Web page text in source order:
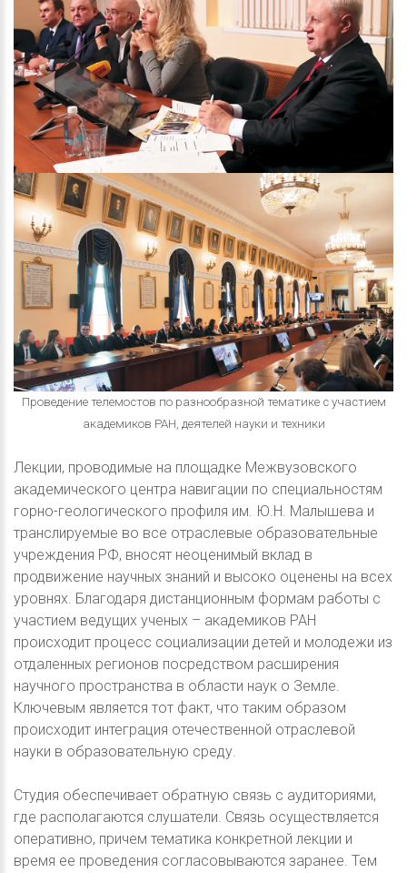
Проведение телемостов по разнообразной тематике с участием
академиков РАН, деятелей науки и техники
Лекции, проводимые на площадке Межвузовского
академического центра навигации по специальностям
горно-геологического профиля им. Ю.Н. Малышева и
транслируемые во все отраслевые образовательные
учреждения РФ, вносят неоценимый вклад в
продвижение научных знаний и высоко оценены на всех
уровнях. Благодаря дистанционным формам работы с
участием ведущих ученых – академиков РАН
происходит процесс социализации детей и молодежи из
отдаленных регионов посредством расширения
научного пространства в области наук о Земле.
Ключевым является тот факт, что таким образом
происходит интеграция отечественной отраслевой
науки в образовательную среду.
Студия обеспечивает обратную связь с аудиториями,
где располагаются слушатели. Связь осуществляется
оперативно, причем тематика конкретной лекции и
время ее проведения согласовываются заранее. Тем